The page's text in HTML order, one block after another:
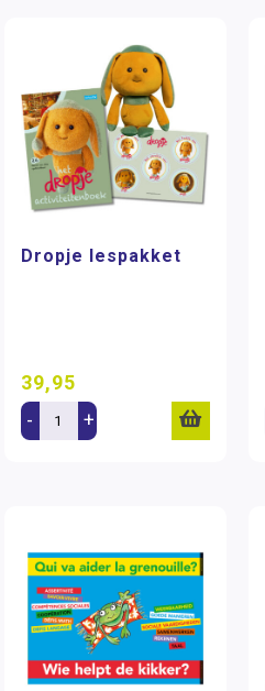
Dropje lespakket
39,95
- +